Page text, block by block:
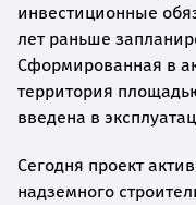
инвестиционные
лет раньше
Сформированная в
территория
введена в
Сегодня проект
надземного